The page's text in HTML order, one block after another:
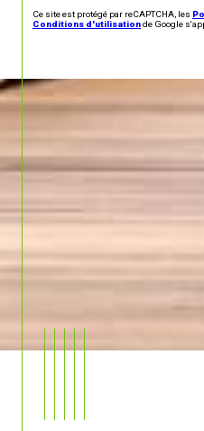
Ce site est protégé par reCAPTCHA, les
Conditions d'utilisationde Google